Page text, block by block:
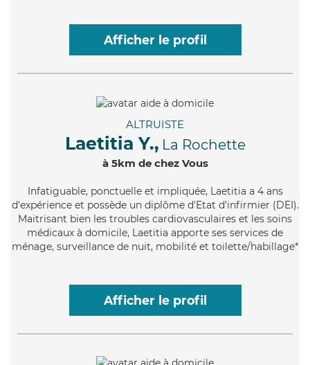
Afficher le profil
ALTRUISTE
Laetitia Y., La Rochette
à 5km de chez Vous
Infatiguable, ponctuelle et impliquée, Laetitia a 4 ans
d'expérience et possède un diplôme d'Etat d'infirmier (DEI).
Maitrisant bien les troubles cardiovasculaires et les soins
médicaux à domicile, Laetitia apporte ses services de
ménage, surveillance de nuit, mobilité et toilette/habillage*
Afficher le profil